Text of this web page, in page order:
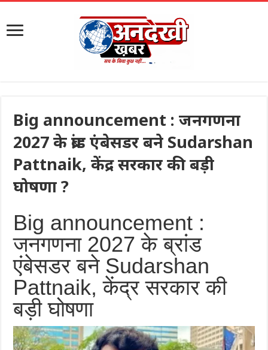
Big announcement : जनगणना
2027 के ब्रांड एंबेसडर बने Sudarshan
Pattnaik, केंद्र सरकार की बड़ी
घोषणा ?
Big announcement :
जनगणना 2027 के ब्रांड
एंबेसडर बने Sudarshan
Pattnaik, केंद्र सरकार की
बड़ी घोषणा